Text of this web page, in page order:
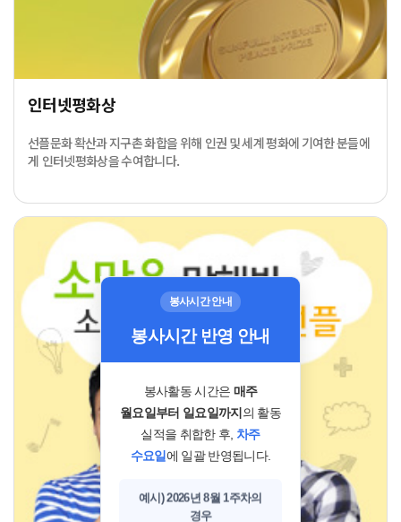
인터넷평화상
선플문화 확산과 지구촌 화합을 위해 인권 및 세계 평화에 기여한 분들에
게 인터넷평화상을 수여합니다.
봉사시간 안내
봉사시간 반영 안내
봉사활동 시간은 매주
월요일부터 일요일까지의 활동
실적을 취합한 후, 차주
수요일에 일괄 반영됩니다.
예시) 2026년 8월 1주차의
경우